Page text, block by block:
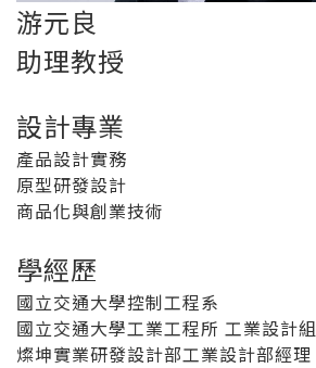
游元良
助理教授
設計專業
產品設計實務
原型研發設計
商品化與創業技術
學經歷
國立交通大學控制工程系
國立交通大學工業工程所 工業設計組
燦坤實業研發設計部工業設計部經理